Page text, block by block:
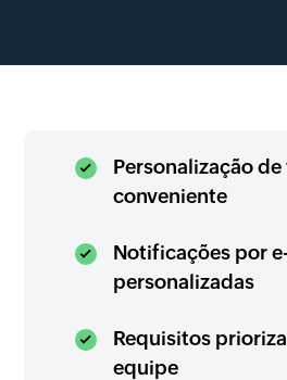
Personalização
conveniente
Notificações por
personalizadas
Requisitos
equipe